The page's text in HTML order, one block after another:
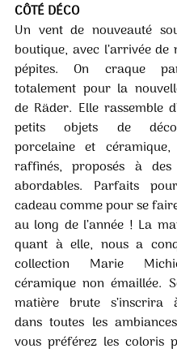
CÔTÉ DÉCO
Un vent de nouveauté
boutique, avec l’arrivée de
pépites. On craque
totalement pour la
de Räder. Elle rassemble
petits objets de
porcelaine et
raffinés, proposés à
abordables. Parfaits
cadeau comme pour se
au long de l’année ! La
quant à elle, nous a
collection Marie
céramique non émaillée.
matière brute s’inscrira
dans toutes les
vous préférez les coloris